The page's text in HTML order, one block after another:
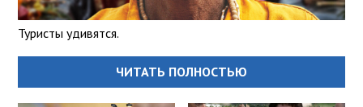
Туристы удивятся.
ЧИТАТЬ ПОЛНОСТЬЮ